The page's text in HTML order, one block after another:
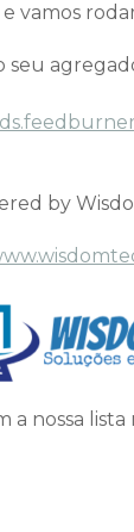
vamos
seu
by
a nossa lista